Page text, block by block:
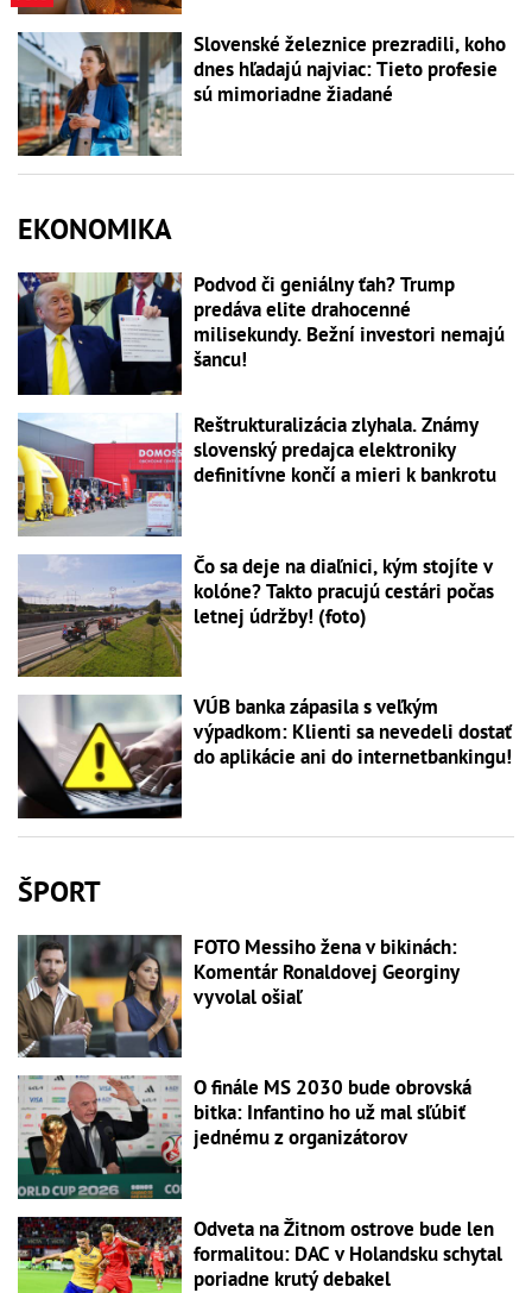
Slovenské železnice prezradili, koho
dnes hľadajú najviac: Tieto profesie
sú mimoriadne žiadané
EKONOMIKA
Podvod či geniálny ťah? Trump
predáva elite drahocenné
milisekundy. Bežní investori nemajú
šancu!
Reštrukturalizácia zlyhala. Známy
slovenský predajca elektroniky
definitívne končí a mieri k bankrotu
Čo sa deje na diaľnici, kým stojíte v
kolóne? Takto pracujú cestári počas
letnej údržby! (foto)
VÚB banka zápasila s veľkým
výpadkom: Klienti sa nevedeli dostať
do aplikácie ani do internetbankingu!
ŠPORT
FOTO Messiho žena v bikinách:
Komentár Ronaldovej Georginy
vyvolal ošiaľ
O finále MS 2030 bude obrovská
bitka: Infantino ho už mal sľúbiť
jednému z organizátorov
Odveta na Žitnom ostrove bude len
formalitou: DAC v Holandsku schytal
poriadne krutý debakel